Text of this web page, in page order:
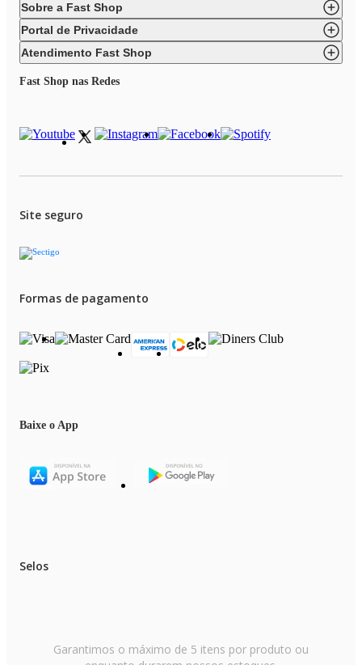
Sobre a Fast Shop
Portal de Privacidade
Atendimento Fast Shop
Fast Shop nas Redes
Site seguro
Formas de pagamento
Baixe o App
Selos
Garantimos o máximo de 5 itens por produto ou